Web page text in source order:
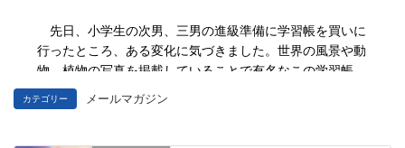
カテゴリー メールマガジン